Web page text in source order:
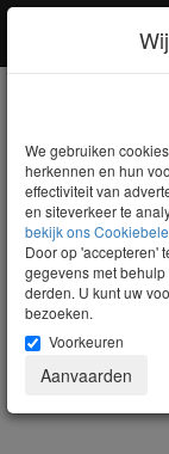
EscapeAll
De
We gebruiken
herkennen en hun
effectiviteit van
en siteverkeer te
bekijk ons
Door op 'accepteren'
gegevens met
derden. U kunt uw
bezoeken.
Voorkeuren
Aanvaarden